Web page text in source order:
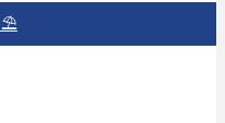
חבילות נופש ⛱